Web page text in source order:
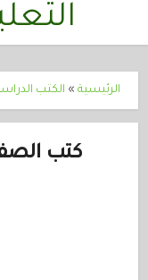
الرئيسية » الكتب
كتب الصف